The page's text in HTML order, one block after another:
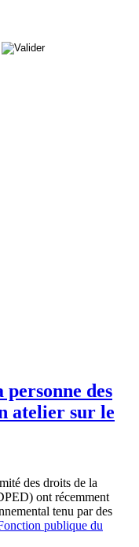
des
atelier sur le
des droits de la
ont récemment
tenu par des
publique du